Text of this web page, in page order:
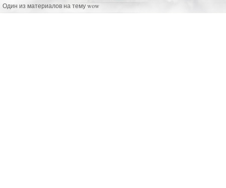
Один из материалов на тему wow